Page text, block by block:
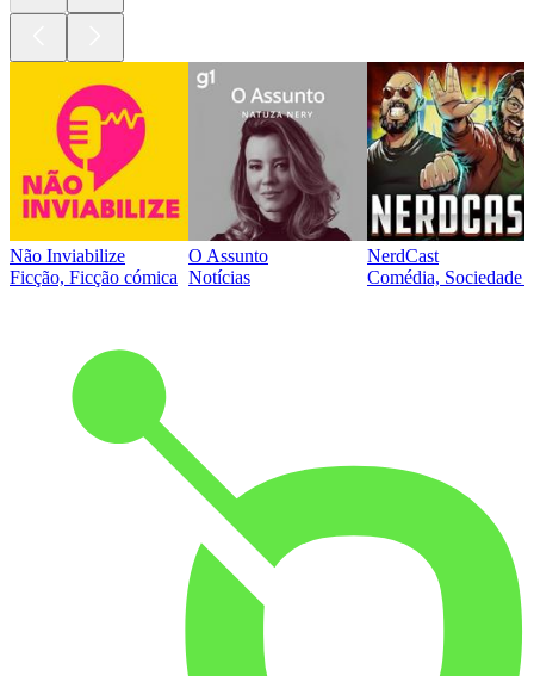
Não Inviabilize
Ficção, Ficção cómica
O Assunto
Notícias
NerdCast
Comédia, Sociedade